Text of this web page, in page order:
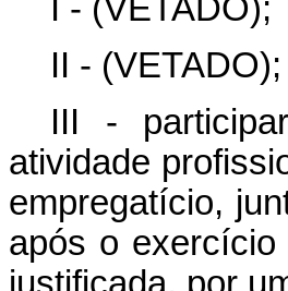
I - (VETADO);
II - (VETADO);
III -
atividade
empregatício,
após o